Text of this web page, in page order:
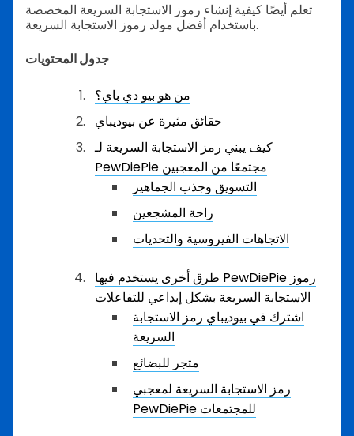
تعلم أيضًا كيفية إنشاء رموز الاستجابة السريعة المخصصة
باستخدام أفضل مولد رموز الاستجابة السريعة.
جدول المحتويات
من هو بيو دي باي؟
حقائق مثيرة عن بيوديباي
كيف يبني رمز الاستجابة السريعة لـ
PewDiePie مجتمعًا من المعجبين
التسويق وجذب الجماهير
راحة المشجعين
الاتجاهات الفيروسية والتحديات
طرق أخرى يستخدم فيها PewDiePie رموز
الاستجابة السريعة بشكل إبداعي للتفاعلات
اشترك في بيوديباي رمز الاستجابة
السريعة
متجر للبضائع
رمز الاستجابة السريعة لمعجبي
PewDiePie للمجتمعات